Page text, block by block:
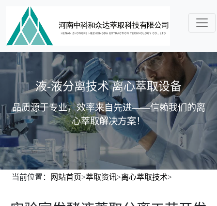
液-液分离技术 离心萃取设备
品质源于专业，效率来自先进——信赖我们的离
心萃取解决方案！
当前位置： 网站首页>萃取资讯>离心萃取技术>